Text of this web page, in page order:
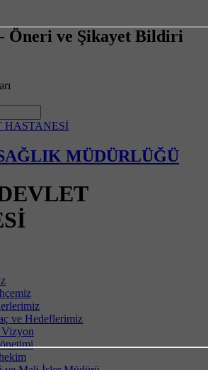
- Öneri ve Şikayet Bildiri
MÜDÜRLÜĞÜ
ve Hedeflerimiz